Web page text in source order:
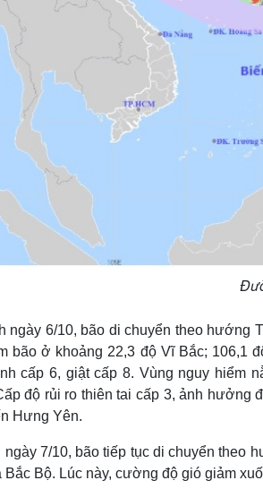
ngày 6/10, bão di chuyển theo hướng
bão ở khoảng 22,3 độ Vĩ Bắc; 106,1
cấp 6, giật cấp 8. Vùng nguy hiểm
độ rủi ro thiên tai cấp 3, ảnh hưởng
Hưng Yên.
7/10, bão tiếp tục di chuyển theo
Bắc Bộ. Lúc này, cường độ gió giảm